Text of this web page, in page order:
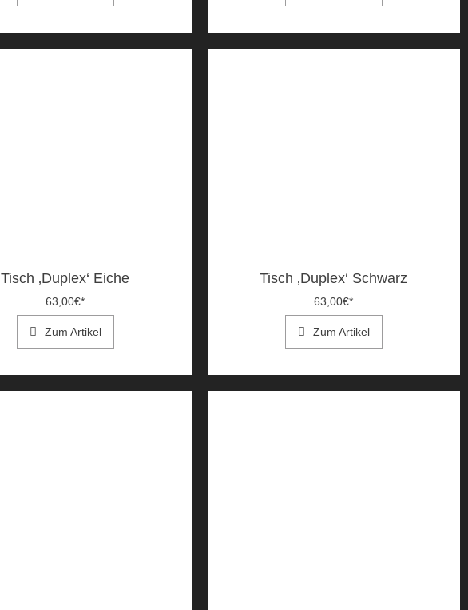
Tisch ‚Duplex‘ Eiche
63,00€*
Zum Artikel
Tisch ‚Duplex‘ Schwarz
63,00€*
Zum Artikel